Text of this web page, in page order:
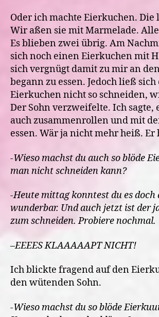
Oder ich machte Eierkuchen.
Wir aßen sie mit Marmelade.
Es blieben zwei übrig. Am
sich noch einen Eierkuchen mit
sich vergnügt damit zu mir an
begann zu essen. Jedoch ließ
Eierkuchen nicht so schneiden,
Der Sohn verzweifelte. Ich sagte,
auch zusammenrollen und mit
essen. Wär ja nicht mehr heiß. Er
-Wieso machst du auch so blöde
man nicht schneiden kann?
-Heute mittag konntest du es doch
wunderbar. Und auch jetzt ist der
zum schneiden. Probiere nochmal.
–EEEES KLAAAAAPT NICHT!
Ich blickte fragend auf den
den wütenden Sohn.
-Wieso machst du so blöde